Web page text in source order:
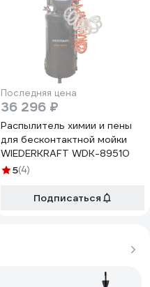
Последняя цена
36 296 ₽
Распылитель химии и пены
для бесконтактной мойки
WIEDERKRAFT WDK-89510
5(4)
Подписаться